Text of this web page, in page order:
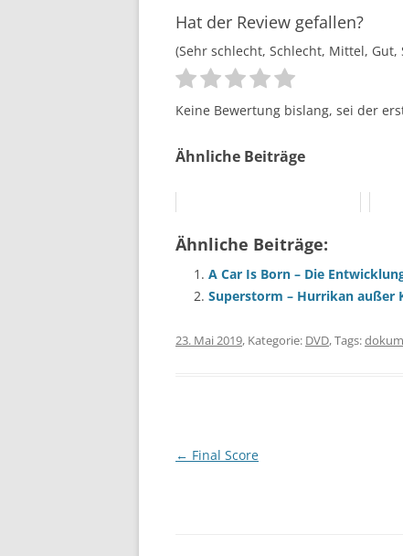
Hat der Review gefallen?
(Sehr schlecht, Schlecht, Mittel, Gut,
Keine Bewertung bislang, sei der
Ähnliche Beiträge
Ähnliche Beiträge:
A Car Is Born – Die
Superstorm – Hurrikan außer
23. Mai 2019, Kategorie: DVD, Tags:
Beitragsnavigation
← Final Score